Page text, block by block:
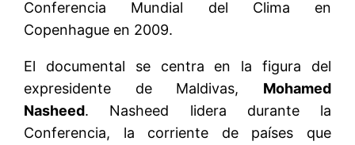
Conferencia Mundial del Clima en
Copenhague en 2009.
El documental se centra en la figura del
expresidente de Maldivas, Mohamed
Nasheed. Nasheed lidera durante la
Conferencia, la corriente de países que